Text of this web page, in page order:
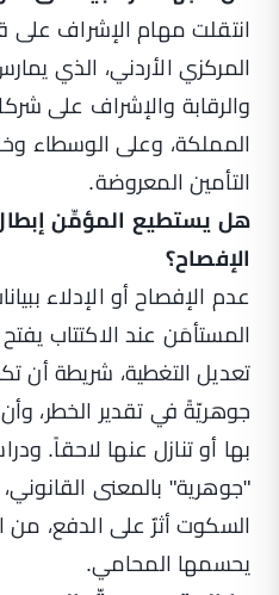
انتقلت مهام الإشراف على
المركزي الأردني، الذي
والرقابة والإشراف على
المملكة، وعلى الوسطاء
التأمين المعروضة.
هل يستطيع المؤمِّن
الإفصاح؟
عدم الإفصاح أو الإدلاء
المستأمَن عند الاكتتاب
تعديل التغطية، شريطة أن
جوهريّةً في تقدير الخطر،
بها أو تنازل عنها لاحقاً.
"جوهرية" بالمعنى القانوني،
السكوت أثرٌ على الدفع، من
يحسمها المحامي.